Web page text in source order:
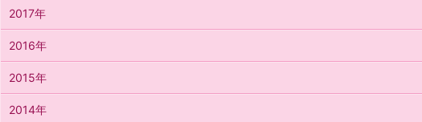
2017年
2016年
2015年
2014年